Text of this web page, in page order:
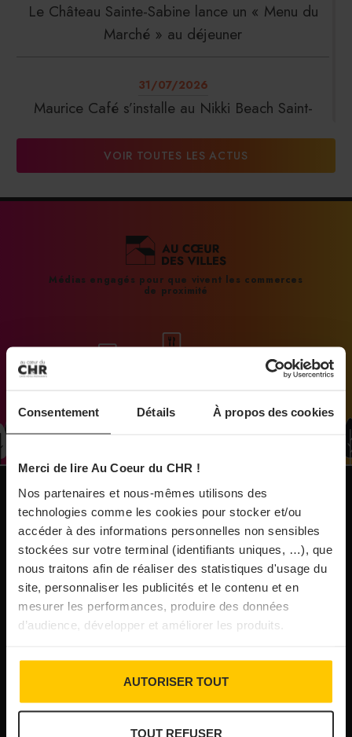
Consentement Détails À propos des cookies
Merci de lire Au Coeur du CHR !
Nos partenaires et nous-mêmes utilisons des
technologies comme les cookies pour stocker et/ou
accéder à des informations personnelles non sensibles
stockées sur votre terminal (identifiants uniques, …), que
nous traitons afin de réaliser des statistiques d'usage du
site, personnaliser les publicités et le contenu et en
mesurer les performances, produire des données
d’audience, développer et améliorer les produits.
AUTORISER TOUT
TOUT REFUSER
Le Château Sainte-Sabine lance un « Menu du
Marché » au déjeuner
31/07/2026
Maurice Café s’installe au Nikki Beach Saint-
DalterFood Group franchit les 200 millions
31/07/2026
La Liste : La Réserve Paris de nouveau meilleur
maison de collectionneur
31/07/2026
Vins fins : la Chine affiche ses ambitions
31/07/2026
Brasserie Dupont : la bière saison, mais pas
que…
Incendies : l’aide d’urgence rehaussée à 8 000 €
pour les indépendants, l’autoroute A63 réouverte
VOIR TOUTES LES ACTUS
Médias engagés pour que vivent les commerces
de proximité
NOS PUBLICATIONS